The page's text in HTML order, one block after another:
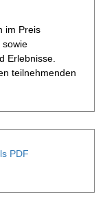
im Preis
sowie
Erlebnisse.
teilnehmenden
PDF